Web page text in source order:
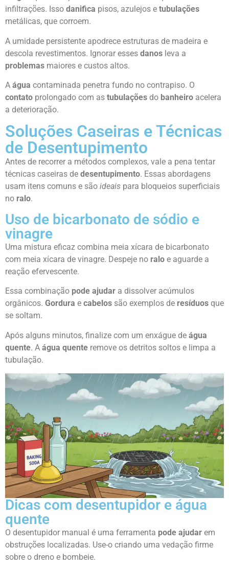
infiltrações. Isso danifica pisos, azulejos e tubulações
metálicas, que corroem.
A umidade persistente apodrece estruturas de madeira e
descola revestimentos. Ignorar esses danos leva a
problemas maiores e custos altos.
A água contaminada penetra fundo no contrapiso. O
contato prolongado com as tubulações do banheiro acelera
a deterioração.
Soluções Caseiras e Técnicas
de Desentupimento
Antes de recorrer a métodos complexos, vale a pena tentar
técnicas caseiras de desentupimento. Essas abordagens
usam itens comuns e são ideais para bloqueios superficiais
no ralo.
Uso de bicarbonato de sódio e
vinagre
Uma mistura eficaz combina meia xícara de bicarbonato
com meia xícara de vinagre. Despeje no ralo e aguarde a
reação efervescente.
Essa combinação pode ajudar a dissolver acúmulos
orgânicos. Gordura e cabelos são exemplos de resíduos que
se soltam.
Após alguns minutos, finalize com um enxágue de água
quente. A água quente remove os detritos soltos e limpa a
tubulação.
Dicas com desentupidor e água
quente
O desentupidor manual é uma ferramenta pode ajudar em
obstruções localizadas. Use-o criando uma vedação firme
sobre o dreno e bombeie.